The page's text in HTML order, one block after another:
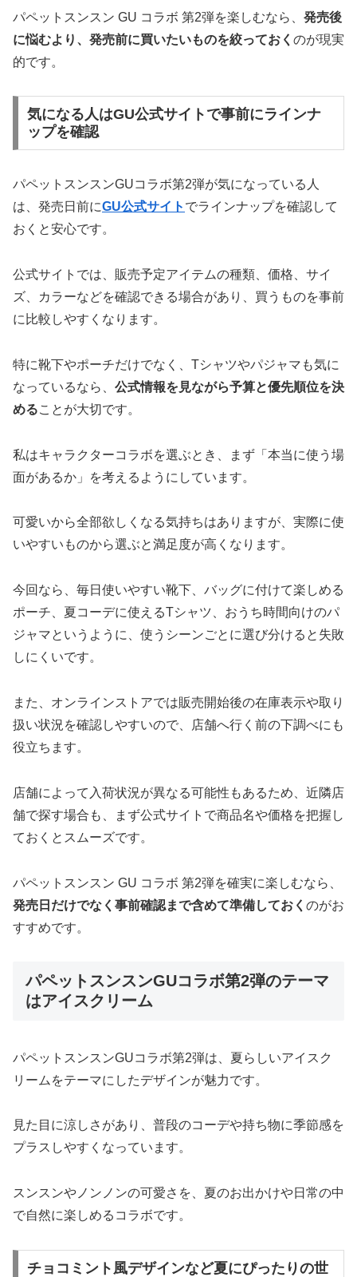
パペットスンスン GU コラボ 第2弾を楽しむなら、 発売後
に悩むより、発売前に買いたいものを絞っておく のが現実
的です。
気になる人はGU公式サイトで事前にラインナ
ップを確認
パペットスンスンGUコラボ第2弾が気になっている人
は、発売日前にGU公式サイト でラインナップを確認して
おくと安心です。
公式サイトでは、販売予定アイテムの種類、価格、サイ
ズ、カラーなどを確認できる場合があり、買うものを事前
に比較しやすくなります。
特に靴下やポーチだけでなく、Tシャツやパジャマも気に
なっているなら、 公式情報を見ながら予算と優先順位を決
めることが大切です。
私はキャラクターコラボを選ぶとき、まず「本当に使う場
面があるか」を考えるようにしています。
可愛いから全部欲しくなる気持ちはありますが、実際に使
いやすいものから選ぶと満足度が高くなります。
今回なら、毎日使いやすい靴下、バッグに付けて楽しめる
ポーチ、夏コーデに使えるTシャツ、おうち時間向けのパ
ジャマというように、使うシーンごとに選び分けると失敗
しにくいです。
また、オンラインストアでは販売開始後の在庫表示や取り
扱い状況を確認しやすいので、店舗へ行く前の下調べにも
役立ちます。
店舗によって入荷状況が異なる可能性もあるため、近隣店
舗で探す場合も、まず公式サイトで商品名や価格を把握し
ておくとスムーズです。
パペットスンスン GU コラボ 第2弾を確実に楽しむなら、
発売日だけでなく事前確認まで含めて準備しておく のがお
すすめです。
パペットスンスンGUコラボ第2弾のテーマ
はアイスクリーム
パペットスンスンGUコラボ第2弾は、夏らしいアイスク
リームをテーマにしたデザインが魅力です。
見た目に涼しさがあり、普段のコーデや持ち物に季節感を
プラスしやすくなっています。
スンスンやノンノンの可愛さを、夏のお出かけや日常の中
で自然に楽しめるコラボです。
チョコミント風デザインなど夏にぴったりの世